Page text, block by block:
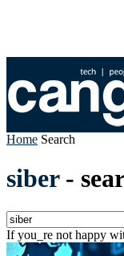
Home Search
siber-
If you_re not happy